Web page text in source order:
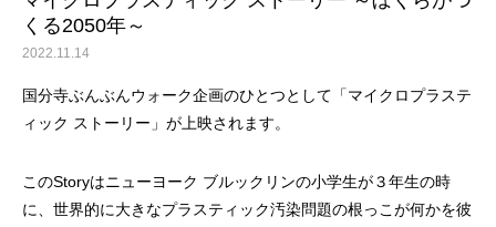
くる2050年～
2022.11.14
国分寺ぶんぶんウォーク企画のひとつとして「マイクロプラステ
ィック ストーリー」が上映されます。
このStoryはニューヨーク ブルックリンの小学生が３年生の時
に、世界的に大きなプラスティック汚染問題の根っこが何かを彼